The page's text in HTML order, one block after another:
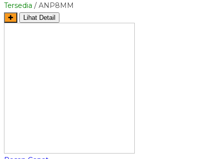
Tersedia / ANP8MM
✚ Lihat Detail